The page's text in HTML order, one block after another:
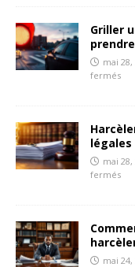
Griller
mai 28,
fermés
mai 28,
fermés
mai 24,